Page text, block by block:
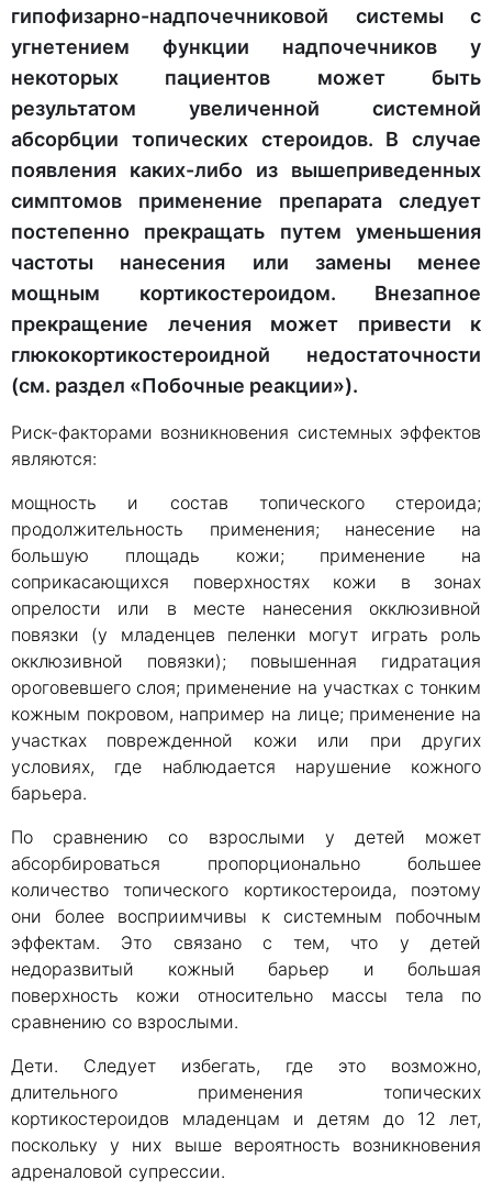
гипофизарно-надпочечниковой системы с
угнетением функции надпочечников у
некоторых пациентов может быть
результатом увеличенной системной
абсорбции топических стероидов. В случае
появления каких-либо из вышеприведенных
симптомов применение препарата следует
постепенно прекращать путем уменьшения
частоты нанесения или замены менее
мощным кортикостероидом. Внезапное
прекращение лечения может привести к
глюкокортикостероидной недостаточности
(см. раздел «Побочные реакции»).
Риск-факторами возникновения системных эффектов
являются:
мощность и состав топического стероида;
продолжительность применения; нанесение на
большую площадь кожи; применение на
соприкасающихся поверхностях кожи в зонах
опрелости или в месте нанесения окклюзивной
повязки (у младенцев пеленки могут играть роль
окклюзивной повязки); повышенная гидратация
ороговевшего слоя; применение на участках с тонким
кожным покровом, например на лице; применение на
участках поврежденной кожи или при других
условиях, где наблюдается нарушение кожного
барьера.
По сравнению со взрослыми у детей может
абсорбироваться пропорционально большее
количество топического кортикостероида, поэтому
они более восприимчивы к системным побочным
эффектам. Это связано с тем, что у детей
недоразвитый кожный барьер и большая
поверхность кожи относительно массы тела по
сравнению со взрослыми.
Дети. Следует избегать, где это возможно,
длительного применения топических
кортикостероидов младенцам и детям до 12 лет,
поскольку у них выше вероятность возникновения
адреналовой супрессии.